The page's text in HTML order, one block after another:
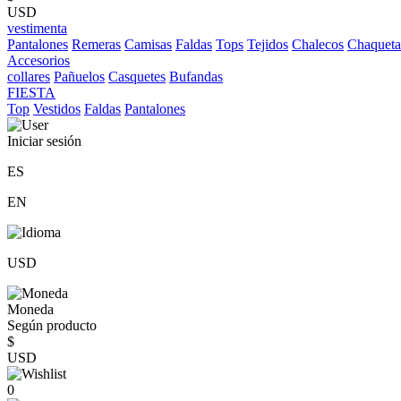
USD
vestimenta
Pantalones Remeras Camisas Faldas Tops Tejidos Chalecos
Accesorios
collares Pañuelos Casquetes Bufandas
FIESTA
Top Vestidos Faldas Pantalones
Iniciar sesión
ES
EN
USD
Moneda
Según producto
$
USD
0